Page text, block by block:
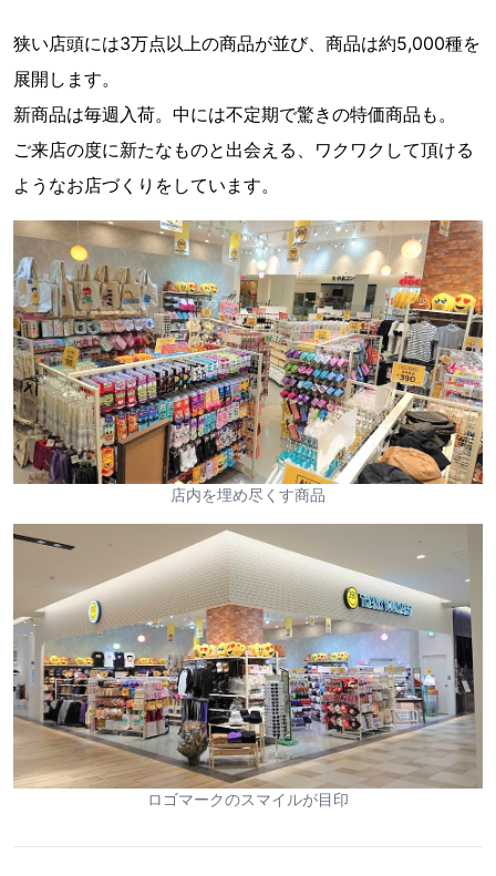
狭い店頭には3万点以上の商品が並び、商品は約5,000種を
展開します。
新商品は毎週入荷。中には不定期で驚きの特価商品も。
ご来店の度に新たなものと出会える、ワクワクして頂ける
ようなお店づくりをしています。
店内を埋め尽くす商品
ロゴマークのスマイルが目印